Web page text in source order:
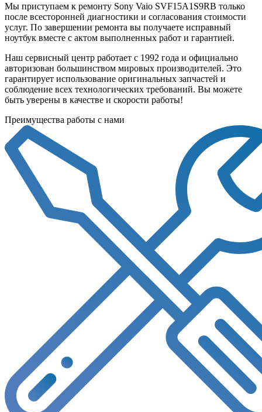
Мы приступаем к ремонту Sony Vaio SVF15A1S9RB только
после всесторонней диагностики и согласования стоимости
услуг. По завершении ремонта вы получаете исправный
ноутбук вместе с актом выполненных работ и гарантией.
Наш сервисный центр работает с 1992 года и официально
авторизован большинством мировых производителей. Это
гарантирует использование оригинальных запчастей и
соблюдение всех технологических требований. Вы можете
быть уверены в качестве и скорости работы!
Преимущества работы с нами